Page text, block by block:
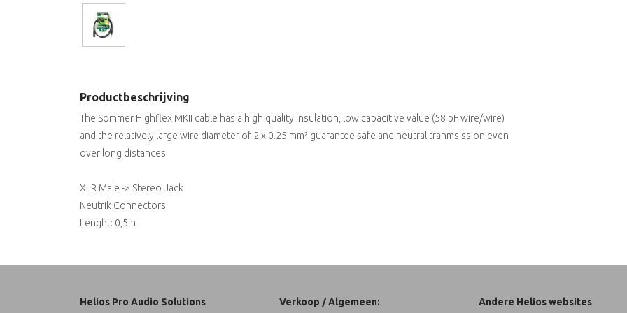
Productbeschrijving
The Sommer Highflex MKII cable has a high quality insulation, low capacitive value (58 pF wire/wire)
and the relatively large wire diameter of 2 x 0.25 mm² guarantee safe and neutral tranmsission even
over long distances.
XLR Male -> Stereo Jack
Neutrik Connectors
Lenght: 0,5m
Helios Pro Audio Solutions Verkoop / Algemeen: Andere Helios websites